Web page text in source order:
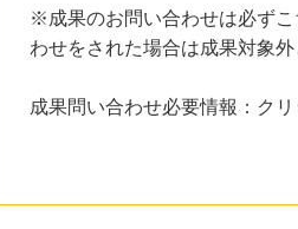
※成果のお問い合わせは必ず
わせをされた場合は成果対象外
成果問い合わせ必要情報：ク